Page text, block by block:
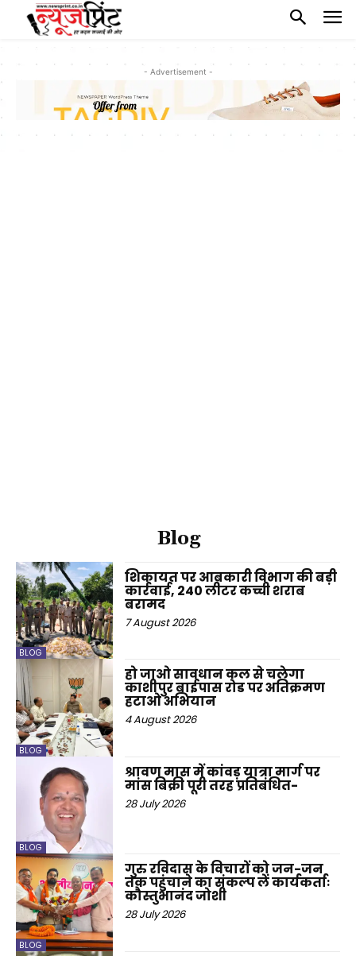
- Advertisement -
Blog
BLOG
शिकायत पर आबकारी विभाग की बड़ी
कार्रवाई, 240 लीटर कच्ची शराब
बरामद
7 August 2026
BLOG
हो जाओ सावधान कल से चलेगा
काशीपुर बाईपास रोड पर अतिक्रमण
हटाओ अभियान
4 August 2026
BLOG
श्रावण मास में कांवड़ यात्रा मार्ग पर
मांस बिक्री पूरी तरह प्रतिबंधित-
28 July 2026
BLOG
गुरु रविदास के विचारों को जन-जन
तक पहुंचाने का संकल्प लें कार्यकर्ताः
कौस्तुभानंद जोशी
28 July 2026